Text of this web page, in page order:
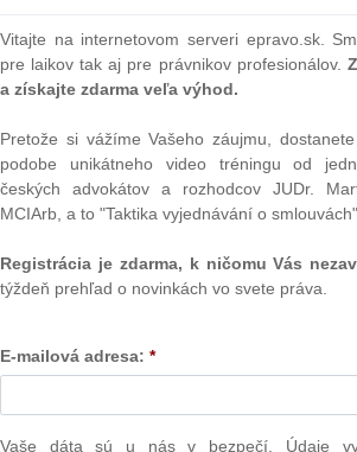
15. decembra 2015 predbežnú dohodu so
pravidlách týkajúcich sa ochrany
EÚ.
ktorí dosiahli vek 65 rokov
Súdnej rady SR odvolací dekrét 14
so svojím vyhlásením z 29. apríla
sudcov nad 65 rokov. Kiska
roka odvolá sudcov nad 65 rokov na
Vitajte na internetovom serveri epravo.sk.
pre laikov tak aj pre právnikov profesionálov.
a získajte zdarma veľa výhod.
Pretože si vážíme Vašeho záujmu,
podobe unikátneho video tréningu od
českých advokátov a rozhodcov JUDr.
MCIArb, a to "Taktika vyjednávání o smlouvách".
Registrácia je zdarma, k ničomu Vás
týždeň prehľad o novinkách vo svete práva.
E-mailová adresa: *
Vaše dáta sú u nás v bezpečí. Údaje